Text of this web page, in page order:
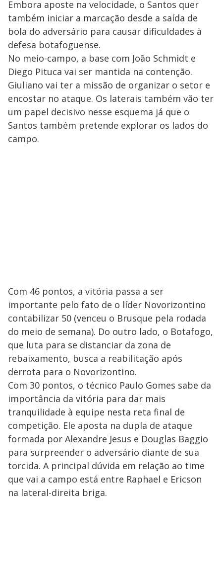
Embora aposte na velocidade, o Santos quer
também iniciar a marcação desde a saída de
bola do adversário para causar dificuldades à
defesa botafoguense.
No meio-campo, a base com João Schmidt e
Diego Pituca vai ser mantida na contenção.
Giuliano vai ter a missão de organizar o setor e
encostar no ataque. Os laterais também vão ter
um papel decisivo nesse esquema já que o
Santos também pretende explorar os lados do
campo.
Com 46 pontos, a vitória passa a ser
importante pelo fato de o líder Novorizontino
contabilizar 50 (venceu o Brusque pela rodada
do meio de semana). Do outro lado, o Botafogo,
que luta para se distanciar da zona de
rebaixamento, busca a reabilitação após
derrota para o Novorizontino.
Com 30 pontos, o técnico Paulo Gomes sabe da
importância da vitória para dar mais
tranquilidade à equipe nesta reta final de
competição. Ele aposta na dupla de ataque
formada por Alexandre Jesus e Douglas Baggio
para surpreender o adversário diante de sua
torcida. A principal dúvida em relação ao time
que vai a campo está entre Raphael e Ericson
na lateral-direita briga.